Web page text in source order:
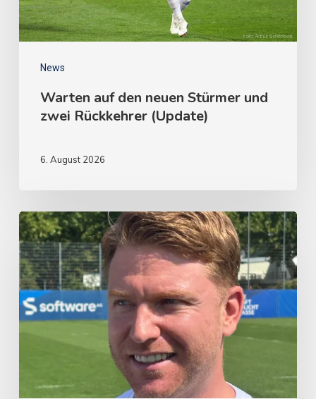
News
Warten auf den neuen Stürmer und
zwei Rückkehrer (Update)
6. August 2026